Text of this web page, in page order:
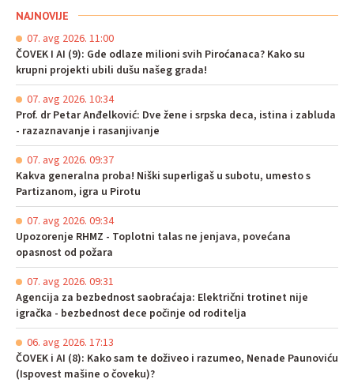
NAJNOVIJE
07. avg 2026. 11:00
ČOVEK I AI (9): Gde odlaze milioni svih Piroćanaca? Kako su
krupni projekti ubili dušu našeg grada!
07. avg 2026. 10:34
Prof. dr Petar Anđelković: Dve žene i srpska deca, istina i zabluda
- razaznavanje i rasanjivanje
07. avg 2026. 09:37
Kakva generalna proba! Niški superligaš u subotu, umesto s
Partizanom, igra u Pirotu
07. avg 2026. 09:34
Upozorenje RHMZ - Toplotni talas ne jenjava, povećana
opasnost od požara
07. avg 2026. 09:31
Agencija za bezbednost saobraćaja: Električni trotinet nije
igračka - bezbednost dece počinje od roditelja
06. avg 2026. 17:13
ČOVEK i AI (8): Kako sam te doživeo i razumeo, Nenade Paunoviću
(Ispovest mašine o čoveku)?